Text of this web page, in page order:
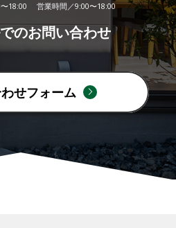
〜18:00 営業時間／9:00〜18:00
のお問い合わせ
せフォーム